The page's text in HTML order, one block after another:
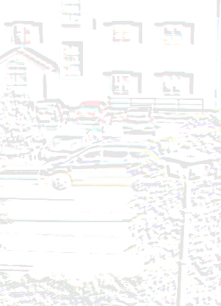
Technischer Einsatz - Hochwasser - 13.08.2024 -
Technischer Einsatz - Hochwasser - 13.08.2024 -
Technischer Einsatz - Hochwasser - 13.08.2024
Brandeinsatz - BMA - 05.08.2024
Brandeinsatz - BMA - 02.08.2024
Brandeinsatz - BMA - 02.08.2024
Technischer Einsatz - Personenrettung aus Lift -
Brandeinsatz - Fahrzeugbrand - 27.07.2024
Technischer Einsatz - Aufräumen nach VU -
Brandeinsatz - BMA - 20.07.2024
Brandeinsatz - BMA - 10.07.2024
Brandeinsatz - BMA - 29.06.2024
Brandeinsatz - Garagenbrand - 21.06.2024
Technischer Einsatz - Ölspur - 18.06.2024